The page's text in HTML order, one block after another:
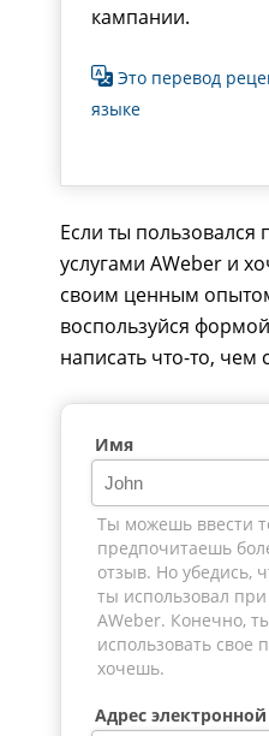
кампании.
Это перевод
языке
Если ты пользовался
услугами AWeber и
своим ценным
воспользуйся
написать что-то, чем
Имя
Ты можешь ввести
предпочитаешь
отзыв. Но убедись,
ты использовал
AWeber. Конечно,
использовать свое
хочешь.
Адрес